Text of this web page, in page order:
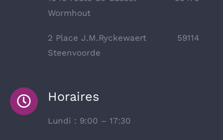
Wormhout
2 Place J.M.Ryckewaert
59114
Steenvoorde
Horaires
Lundi : 9:00 – 17:30